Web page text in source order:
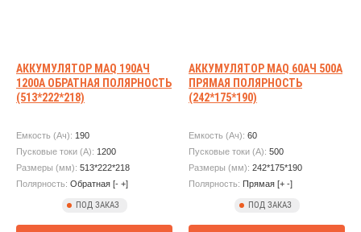
АККУМУЛЯТОР MAQ 190АЧ
1200А ОБРАТНАЯ ПОЛЯРНОСТЬ
(513*222*218)
Емкость (Ач): 190
Пусковые токи (А): 1200
Размеры (мм): 513*222*218
Полярность: Обратная [- +]
ПОД ЗАКАЗ
АККУМУЛЯТОР MAQ 60АЧ 500А
ПРЯМАЯ ПОЛЯРНОСТЬ
(242*175*190)
Емкость (Ач): 60
Пусковые токи (А): 500
Размеры (мм): 242*175*190
Полярность: Прямая [+ -]
ПОД ЗАКАЗ